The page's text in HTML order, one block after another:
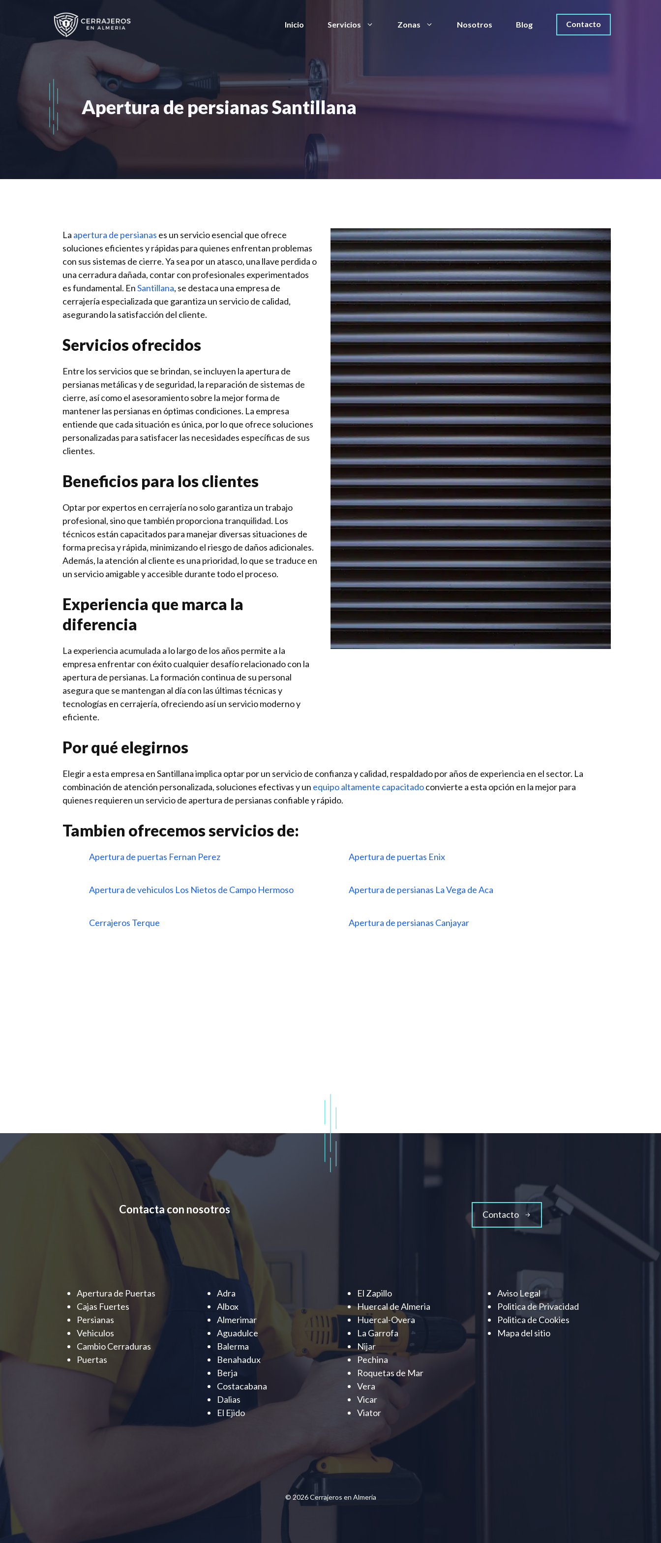
Inicio Servicios Zonas Nosotros Blog Contacto
Apertura de persianas Santillana
La apertura de persianas es un servicio esencial que ofrece
soluciones eficientes y rápidas para quienes enfrentan problemas
con sus sistemas de cierre. Ya sea por un atasco, una llave perdida o
una cerradura dañada, contar con profesionales experimentados
es fundamental. EnSantillana, se destaca una empresa de
cerrajería especializada que garantiza un servicio de calidad,
asegurando la satisfacción del cliente.
Servicios ofrecidos
Entre los servicios que se brindan, se incluyen la apertura de
persianas metálicas y de seguridad, la reparación de sistemas de
cierre, así como el asesoramiento sobre la mejor forma de
mantener las persianas en óptimas condiciones. La empresa
entiende que cada situación es única, por lo que ofrece soluciones
personalizadas para satisfacer las necesidades específicas de sus
clientes.
Beneficios para los clientes
Optar por expertos en cerrajería no solo garantiza un trabajo
profesional, sino que también proporciona tranquilidad. Los
técnicos están capacitados para manejar diversas situaciones de
forma precisa y rápida, minimizando el riesgo de daños adicionales.
Además, la atención al cliente es una prioridad, lo que se traduce en
un servicio amigable y accesible durante todo el proceso.
Experiencia que marca la
diferencia
La experiencia acumulada a lo largo de los años permite a la
empresa enfrentar con éxito cualquier desafío relacionado con la
apertura de persianas. La formación continua de su personal
asegura que se mantengan al día con las últimas técnicas y
tecnologías en cerrajería, ofreciendo así un servicio moderno y
eficiente.
Por qué elegirnos
Elegir a esta empresa en Santillana implica optar por un servicio de confianza y calidad, respaldado por años de experiencia en el sector. La
combinación de atención personalizada, soluciones efectivas y un equipo altamente capacitadoconvierte a esta opción en la mejor para
quienes requieren un servicio de apertura de persianas confiable y rápido.
Tambien ofrecemos servicios de:
Apertura de puertas Fernan Perez Apertura de puertas Enix
Apertura de vehiculos Los Nietos de Campo Hermoso Apertura de persianas La Vega de Aca
Cerrajeros Terque Apertura de persianas Canjayar
Contacta con nosotros Contacto
Apertura de Puertas
Cajas Fuertes
Persianas
Vehiculos
Cambio Cerraduras
Puertas
Adra
Albox
Almerimar
Aguadulce
Balerma
Benahadux
Berja
Costacabana
Dalias
El Ejido
El Zapillo
Huercal de Almeria
Huercal-Overa
La Garrofa
Nijar
Pechina
Roquetas de Mar
Vera
Vicar
Viator
Aviso Legal
Politica de Privacidad
Politica de Cookies
Mapa del sitio
© 2026 Cerrajeros en Almería